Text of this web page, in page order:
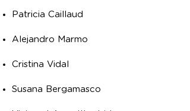
Patricia Caillaud
Alejandro Marmo
Cristina Vidal
Susana Bergamasco